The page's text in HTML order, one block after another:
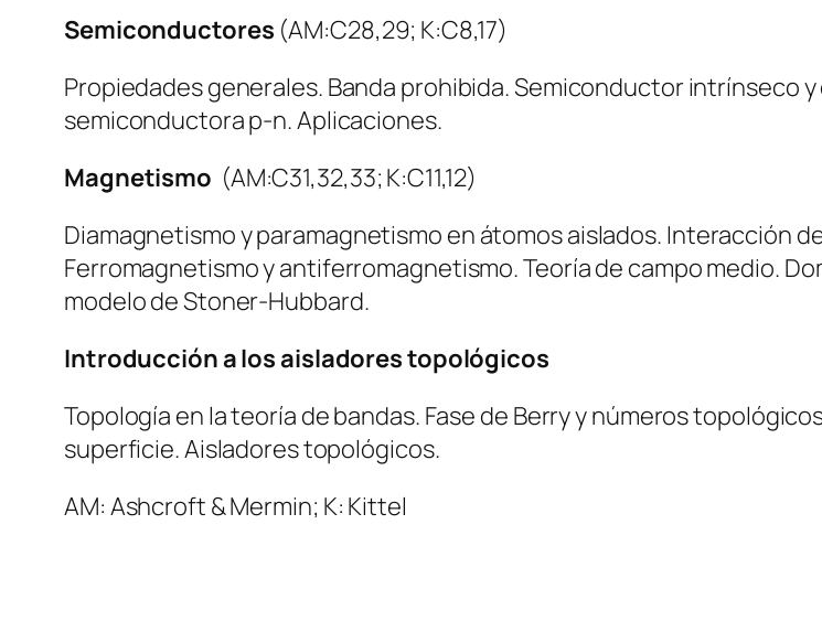
Semiconductores (AM:C28,29; K:C8,17)
Propiedades generales. Banda prohibida. Semiconductor intrínseco
semiconductora p-n. Aplicaciones.
Magnetismo (AM:C31,32,33; K:C11,12)
Diamagnetismo y paramagnetismo en átomos aislados. Interacción
Ferromagnetismo y antiferromagnetismo. Teoría de campo medio.
modelo de Stoner-Hubbard.
Introducción a los aisladores topológicos
Topología en la teoría de bandas. Fase de Berry y números
superficie. Aisladores topológicos.
AM: Ashcroft & Mermin; K: Kittel